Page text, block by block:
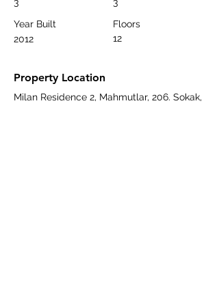
Year Built
2012
Floors
12
Property Location
Milan Residence 2, Mahmutlar, 206. Sokak,